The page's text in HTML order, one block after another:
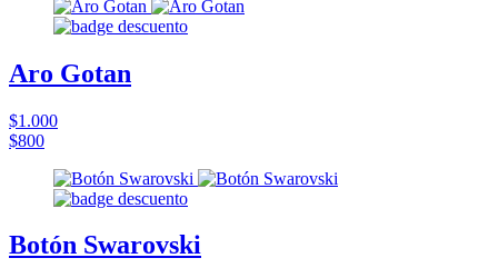
Aro Gotan
$1.000
$800
Botón Swarovski